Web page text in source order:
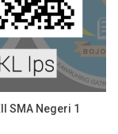
SMA Negeri 1